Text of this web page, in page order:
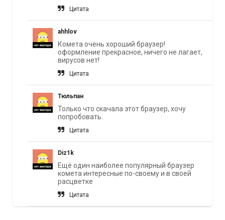
Цитата
ahhlov
Комета очень хороший браузер!
оформление прекрасное, ничего не лагает,
вирусов нет!
Цитата
Тюльпан
Только что скачала этот браузер, хочу
попробовать.
Цитата
Diz1k
Ещё один наиболее популярный браузер
комета интересные по-своему и в своей
расцветке
Цитата